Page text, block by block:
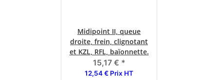
Midipoint II, queue
droite, frein, clignotant
et KZL, RFL, baïonnette.
15,17 € *
12,54 € Prix HT